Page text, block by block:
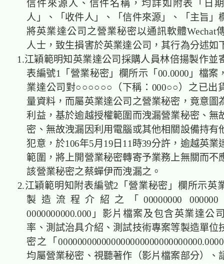
信件來源人、信件名稱，均詳如附表「日
人」、「收件人」、「信件來源」、「主旨」
將英業達公司之營業秘密以通訊軟體Wechat
人士，致生損害於英業達公司，其行為分述如
1.江穎範明知英業達公司採購人員林倍揚製作並
表編號1「營業秘密」欄所示「00.0000」檔案
業達公司對○○○○○○（下稱：000○○）之已出
量資料，而屬英業達公司之營業秘密，竟意圖
利益，基於逾越授權範圍而洩漏營業秘密、無
密、無故洩漏因利用電腦或其他相關設備持有
犯意，於106年5月19日11時39分許，逾越英業
範圍，將上開營業秘密轉寄予業務上無關而不
該營業秘密之蔡蟬伊而洩漏之。
2.江穎範明知附表編號2「營業秘密」欄所示英
製造流程介紹之「00000000 000000
0000000000.000」影片檔案及包含英業達公
率、測試治具介紹、測試技術專案等製造單位
密之「
均屬營業秘密、視聽著作（影片檔案部分）、